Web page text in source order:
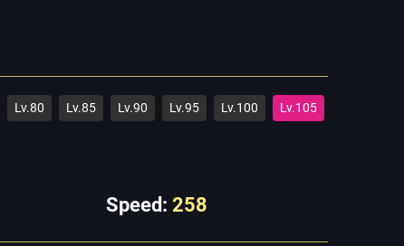
Lv.80 Lv.85 Lv.90 Lv.95 Lv.100 Lv.105
Speed: 258